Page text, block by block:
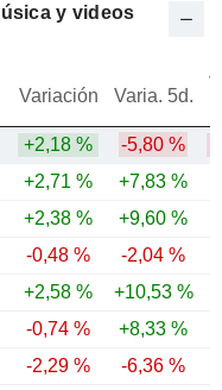
y videos
Variación Varia. 5d.
+2,18 % -5,80 %
+2,71 % +7,83 %
+2,38 % +9,60 %
-0,48 % -2,04 %
+2,58 % +10,53 %
-0,74 % +8,33 %
-2,29 % -6,36 %